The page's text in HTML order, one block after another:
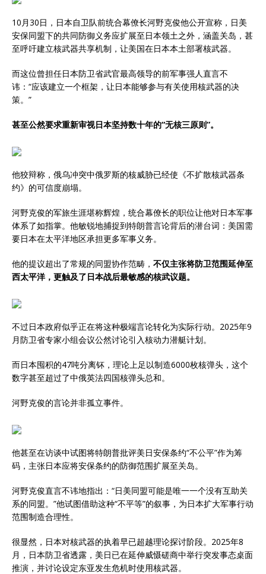
10月30日，日本自卫队前统合幕僚长河野克俊他公开宣称，日美
安保同盟下的共同防御义务应扩展至日本领土之外，涵盖关岛，甚
至呼吁建立核武器共享机制，让美国在日本本土部署核武器。
而这位曾担任日本防卫省武官最高领导的前军事强人直言不
讳：“应该建立一个框架，让日本能够参与有关使用核武器的决
策。”
甚至公然要求重新审视日本坚持数十年的“无核三原则”。
他狡辩称，俄乌冲突中俄罗斯的核威胁已经使《不扩散核武器条
约》的可信度崩塌。
河野克俊的军旅生涯堪称辉煌，统合幕僚长的职位让他对日本军事
体系了如指掌。他敏锐地捕捉到特朗普言论背后的潜台词：美国需
要日本在太平洋地区承担更多军事义务。
他的提议超出了常规的同盟协作范畴， 不仅主张将防卫范围延伸至
西太平洋，更触及了日本战后最敏感的核武议题。
不过日本政府似乎正在将这种极端言论转化为实际行动。2025年9
月防卫省专家小组会议公然讨论引入核动力潜艇计划。
而日本囤积的47吨分离钚，理论上足以制造6000枚核弹头，这个
数字甚至超过了中俄英法四国核弹头总和。
河野克俊的言论并非孤立事件。
他甚至在访谈中试图将特朗普批评美日安保条约“不公平”作为筹
码，主张日本应将安保条约的防御范围扩展至关岛。
河野克俊直言不讳地指出：“日美同盟可能是唯一一个没有互助关
系的同盟。”他试图借助这种“不平等”的叙事，为日本扩大军事行动
范围制造合理性。
很显然，日本对核武器的执着早已超越理论探讨阶段。2025年8
月，日本防卫省透露，美日已在延伸威慑磋商中举行突发事态桌面
推演，并讨论设定东亚发生危机时使用核武器。